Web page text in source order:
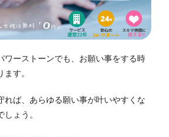
ワーストーンでも、お願い事をする時
す。
れば、あらゆる願い事が叶いやすくな
ょう。